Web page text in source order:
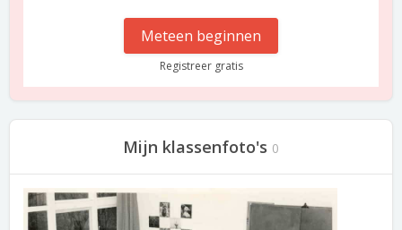
Meteen beginnen
Registreer gratis
Mijn klassenfoto's 0